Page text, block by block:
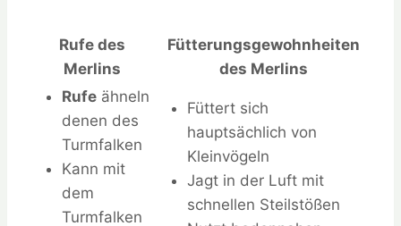
Rufe des
Merlins
Fütterungsgewohnheiten
des Merlins
Rufe ähneln
denen des
Turmfalken
Kann mit
dem
Turmfalken
Füttert sich
hauptsächlich von
Kleinvögeln
Jagt in der Luft mit
schnellen Steilstößen